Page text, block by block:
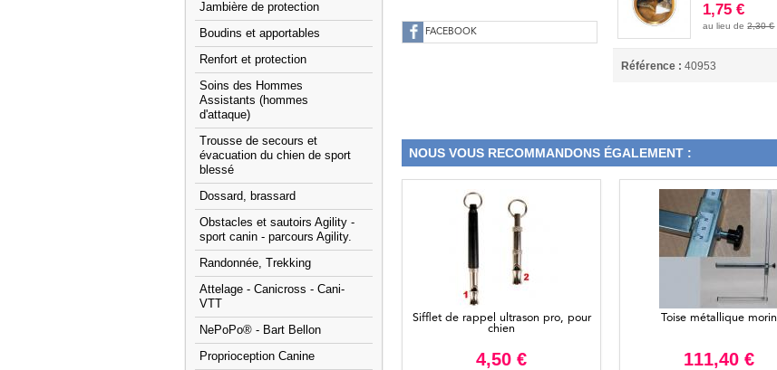
Jambière de protection
Boudins et apportables
Renfort et protection
Soins des Hommes
Assistants (hommes
d'attaque)
Trousse de secours et
évacuation du chien de sport
blessé
Dossard, brassard
Obstacles et sautoirs Agility -
sport canin - parcours Agility.
Randonnée, Trekking
Attelage - Canicross - Cani-
VTT
NePoPo® - Bart Bellon
Proprioception Canine
FACEBOOK
1,75 €
au lieu de2,30 €
Référence : 40953
NOUS VOUS RECOMMANDONS ÉGALEMENT :
Sifflet de rappel ultrason pro, pour
chien
4,50 €
Toise métallique morin
111,40 €